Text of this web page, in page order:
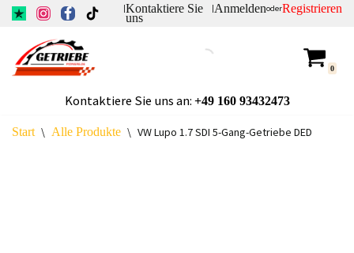
Inhalt
springen
|Kontaktiere Sie
uns
|AnmeldenoderRegistrieren
0
Kontaktiere Sie uns an: +49160 93432473
Start \ Alle Produkte \ VW Lupo 1.7 SDI 5-Gang-Getriebe DED